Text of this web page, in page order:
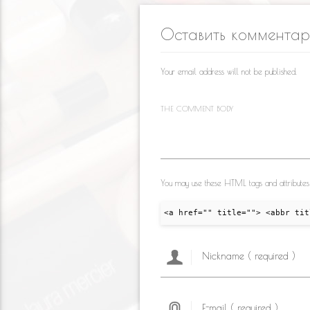
as
s
ki
o
k
m
Оставить
Your email address will not be published.
THE COMMENT BODY
You may use these HTML tags and attributes:
<a href="" title=""> <abbr